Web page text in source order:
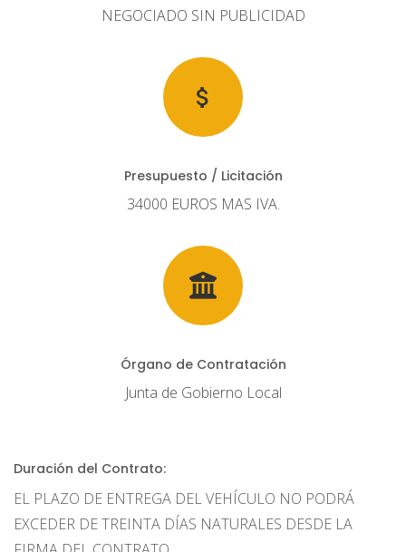
NEGOCIADO SIN PUBLICIDAD
Presupuesto / Licitación
34000 EUROS MAS IVA.
Órgano de Contratación
Junta de Gobierno Local
Duración del Contrato:
EL PLAZO DE ENTREGA DEL VEHÍCULO NO PODRÁ
EXCEDER DE TREINTA DÍAS NATURALES DESDE LA